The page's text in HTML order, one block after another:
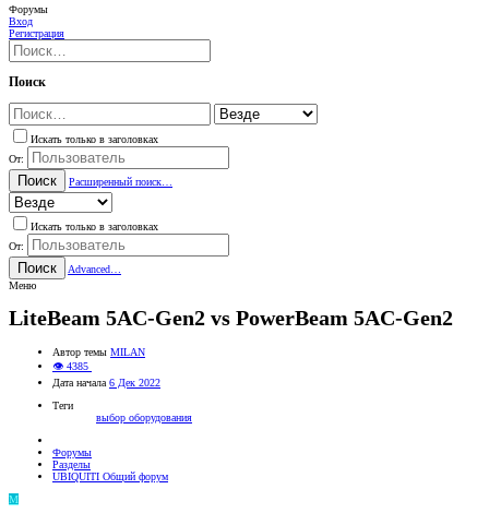
Форумы
Вход
Регистрация
Поиск
Искать только в заголовках
От:
Поиск Расширенный поиск…
Искать только в заголовках
От:
Поиск
Advanced…
Меню
LiteBeam 5AC-Gen2 vs PowerBeam 5AC-Gen2
Автор темы MILAN
👁 4385
Дата начала 6 Дек 2022
Теги
выбор оборудования
Форумы
Разделы
UBIQUITI Общий форум
M